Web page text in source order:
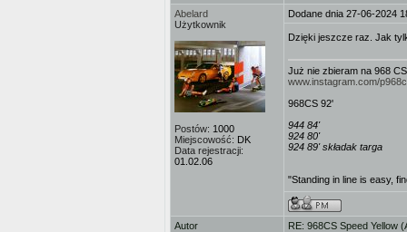
Abelard
Użytkownik
Postów: 1000
Miejscowość: DK
Data rejestracji:
01.02.06
Dodane dnia 27-06-2024
Dzięki jeszcze raz. Jak
Już nie zbieram na 968 CS
www.instagram.com/
968CS 92'
944 84'
924 80'
924 89' składak targa
"Standing in line is easy,
Autor
RE: 968CS Speed Yellow